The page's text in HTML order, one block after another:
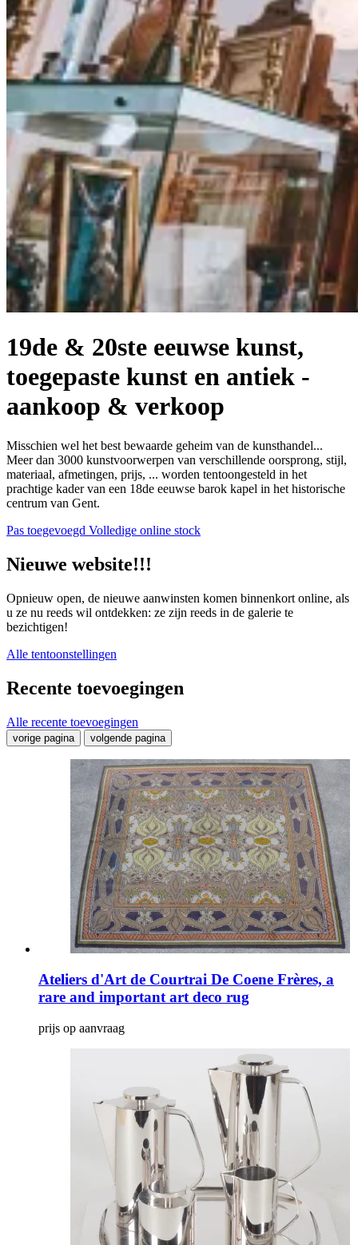
19de & 20ste eeuwse kunst,
toegepaste kunst en antiek -
aankoop & verkoop
Misschien wel het best bewaarde geheim van de kunsthandel...
Meer dan 3000 kunstvoorwerpen van verschillende oorsprong, stijl,
materiaal, afmetingen, prijs, ... worden tentoongesteld in het
prachtige kader van een 18de eeuwse barok kapel in het historische
centrum van Gent.
Pas toegevoegd Volledige online stock
Nieuwe website!!!
Opnieuw open, de nieuwe aanwinsten komen binnenkort online, als
u ze nu reeds wil ontdekken: ze zijn reeds in de galerie te
bezichtigen!
Alle tentoonstellingen
Recente toevoegingen
Alle recente toevoegingen
vorige pagina volgende pagina
Ateliers d'Art de Courtrai De Coene Frères, a
rare and important art deco rug
prijs op aanvraag